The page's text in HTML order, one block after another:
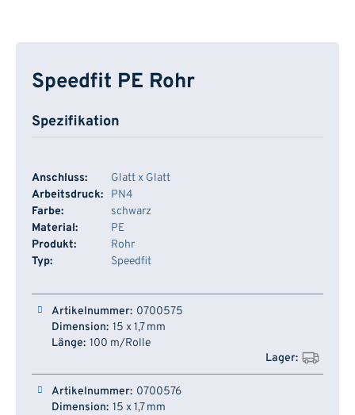
Speedfit PE Rohr
Spezifikation
Anschluss:
Glatt x Glatt
Arbeitsdruck:
PN4
Farbe:
schwarz
Material:
PE
Produkt:
Rohr
Typ:
Speedfit
Artikelnummer Dimension
0700575
15 x 1,7 mm
100 m/Rolle
0700576
15 x 1,7 mm